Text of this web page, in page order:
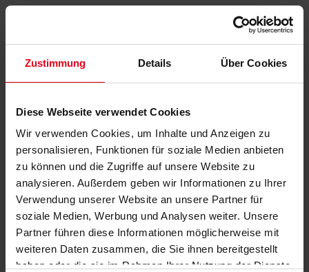
Zustimmung Details Über Cookies
Diese Webseite verwendet Cookies
Wir verwenden Cookies, um Inhalte und Anzeigen zu
personalisieren, Funktionen für soziale Medien anbieten
zu können und die Zugriffe auf unsere Website zu
analysieren. Außerdem geben wir Informationen zu Ihrer
Verwendung unserer Website an unsere Partner für
soziale Medien, Werbung und Analysen weiter. Unsere
Partner führen diese Informationen möglicherweise mit
weiteren Daten zusammen, die Sie ihnen bereitgestellt
haben oder die sie im Rahmen Ihrer Nutzung der Dienste